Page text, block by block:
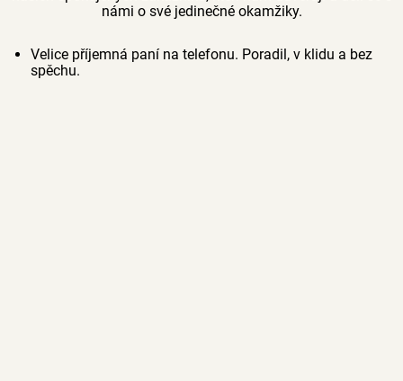
námi o své jedinečné okamžiky.
Velice příjemná paní na telefonu. Poradil, v klidu a bez
spěchu.